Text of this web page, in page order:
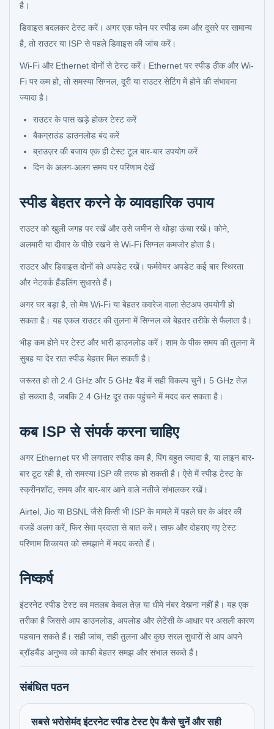
है।
डिवाइस बदलकर टेस्ट करें। अगर एक फोन पर स्पीड कम और दूसरे पर सामान्य
है, तो राउटर या ISP से पहले डिवाइस की जांच करें।
Wi-Fi और Ethernet दोनों से टेस्ट करें। Ethernet पर स्पीड ठीक और Wi-
Fi पर कम हो, तो समस्या सिग्नल, दूरी या राउटर सेटिंग में होने की संभावना
ज्यादा है।
राउटर के पास खड़े होकर टेस्ट करें
बैकग्राउंड डाउनलोड बंद करें
ब्राउज़र की बजाय एक ही टेस्ट टूल बार-बार उपयोग करें
दिन के अलग-अलग समय पर परिणाम देखें
स्पीड बेहतर करने के व्यावहारिक उपाय
राउटर को खुली जगह पर रखें और उसे जमीन से थोड़ा ऊंचा रखें। कोने,
अलमारी या दीवार के पीछे रखने से Wi-Fi सिग्नल कमजोर होता है।
राउटर और डिवाइस दोनों को अपडेट रखें। फर्मवेयर अपडेट कई बार स्थिरता
और नेटवर्क हैंडलिंग सुधारते हैं।
अगर घर बड़ा है, तो मेष Wi-Fi या बेहतर कवरेज वाला सेटअप उपयोगी हो
सकता है। यह एकल राउटर की तुलना में सिग्नल को बेहतर तरीके से फैलाता है।
भीड़ कम होने पर टेस्ट और भारी डाउनलोड करें। शाम के पीक समय की तुलना में
सुबह या देर रात स्पीड बेहतर मिल सकती है।
जरूरत हो तो 2.4 GHz और 5 GHz बैंड में सही विकल्प चुनें। 5 GHz तेज़
हो सकता है, जबकि 2.4 GHz दूर तक पहुंचने में मदद कर सकता है।
कब ISP से संपर्क करना चाहिए
अगर Ethernet पर भी लगातार स्पीड कम है, पिंग बहुत ज्यादा है, या लाइन बार-
बार टूट रही है, तो समस्या ISP की तरफ हो सकती है। ऐसे में स्पीड टेस्ट के
स्क्रीनशॉट, समय और बार-बार आने वाले नतीजे संभालकर रखें।
Airtel, Jio या BSNL जैसे किसी भी ISP के मामले में पहले घर के अंदर की
वजहें अलग करें, फिर सेवा प्रदाता से बात करें। साफ़ और दोहराए गए टेस्ट
परिणाम शिकायत को समझाने में मदद करते हैं।
निष्कर्ष
इंटरनेट स्पीड टेस्ट का मतलब केवल तेज़ या धीमे नंबर देखना नहीं है। यह एक
तरीका है जिससे आप डाउनलोड, अपलोड और लेटेंसी के आधार पर असली कारण
पहचान सकते हैं। सही जांच, सही तुलना और कुछ सरल सुधारों से आप अपने
ब्रॉडबैंड अनुभव को काफी बेहतर समझ और संभाल सकते हैं।
संबंधित पठन
सबसे भरोसेमंद इंटरनेट स्पीड टेस्ट ऐप कैसे चुनें और सही